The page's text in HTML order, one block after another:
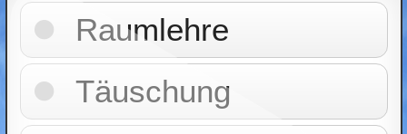
Raumlehre
Täuschung